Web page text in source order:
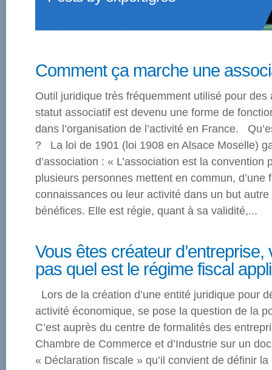
Comment ça marche une
Outil juridique très fréquemment utilisé pour
statut associatif est devenu une forme de
dans l’organisation de l’activité en France.
? La loi de 1901 (loi 1908 en Alsace Moselle)
d’association : « L’association est la convention
plusieurs personnes mettent en commun, d’une
connaissances ou leur activité dans un but
bénéfices. Elle est régie, quant à sa validité,...
Vous êtes créateur
pas quel est le régime fiscal
Lors de la création d’une entité juridique pour
activité économique, se pose la question de la
C’est auprès du centre de formalités des
Chambre de Commerce et d’Industrie sur un
« Déclaration fiscale » qu’il convient de définir